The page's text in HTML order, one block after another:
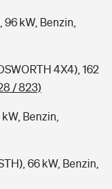
96 kW, Benzin,
4X4), 162
/ 823)
Benzin,
66 kW, Benzin,